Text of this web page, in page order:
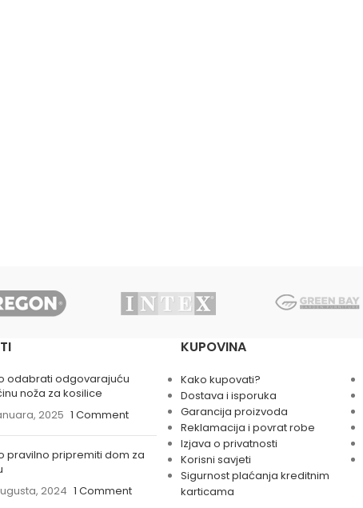
odabrati odgovarajuću
noža za kosilice
2025 1 Comment
pravilno pripremiti dom za
2024 1 Comment
KUPOVINA
Kako kupovati?
Dostava i isporuka
Garancija proizvoda
Reklamacija i povrat robe
Izjava o privatnosti
Korisni savjeti
Sigurnost plaćanja kreditnim
karticama